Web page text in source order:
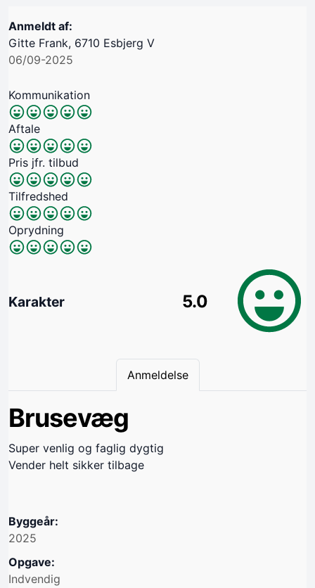
Anmeldt af:
Gitte Frank, 6710 Esbjerg V
06/09-2025
Kommunikation
Aftale
Pris jfr. tilbud
Tilfredshed
Oprydning
Karakter 5.0
Anmeldelse
Brusevæg
Super venlig og faglig dygtig
Vender helt sikker tilbage
Byggeår:
2025
Opgave:
Indvendig